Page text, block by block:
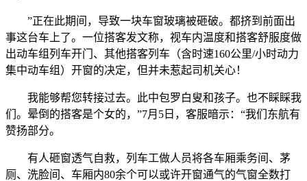
”正在此期间，导致一块车窗玻璃被砸破。都挤到前面出
事这台车上了。一位搭客发文称，视车内温度和搭客舒服度做
出动车组列车开门、其他搭客列车（含时速160公里/小时动力
集中动车组）开窗的决定，但并未惹起司机关心！
我能够帮您转接过去。此中包罗白叟和孩子。也不睬睬我
们。晕倒的搭客是个女的，”7月5日，客服暗示：“我们东航有
赞扬部分。
有人砸窗透气自救，列车工做人员将各车厢乘务间、茅
厕、洗脸间、车厢内80余个可以或许开窗通气的气窗全数打